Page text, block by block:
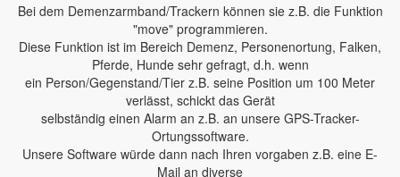
Bei dem Demenzarmband/Trackern können sie z.B. die Funktion
"move" programmieren.
Diese Funktion ist im Bereich Demenz, Personenortung, Falken,
Pferde, Hunde sehr gefragt, d.h. wenn
ein Person/Gegenstand/Tier z.B. seine Position um 100 Meter
verlässt, schickt das Gerät
selbständig einen Alarm an z.B. an unsere GPS-Tracker-
Ortungssoftware.
Unsere Software würde dann nach Ihren vorgaben z.B. eine E-
Mail an diverse